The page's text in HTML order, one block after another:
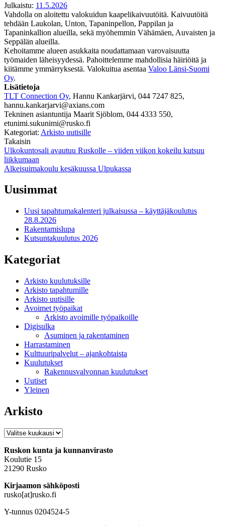
Julkaistu: 11.5.2026
Vahdolla on aloitettu valokuidun kaapelikaivuutöitä. Kaivuutöitä
tehdään Laukolan, Unton, Tapaninpellon, Pappilan ja
Tapaninkallion alueilla, sekä myöhemmin Vähämäen, Auvaisten ja
Seppälän alueilla.
Kehoitamme alueen asukkaita noudattamaan varovaisuutta
työmaiden läheisyydessä. Pahoittelemme mahdollisia häiriöitä ja
kiitämme ymmärryksestä. Valokuitua asentaa Valoo Länsi-Suomi
Oy.
Lisätietoja
TLT Connection Oy, Hannu Kankarjärvi, 044 7247 825,
hannu.kankarjarvi@axians.com
Tekninen asiantuntija Maarit Sjöblom, 044 4333 550,
etunimi.sukunimi@rusko.fi
Kategoriat: Arkisto uutisille
Takaisin
Artikkelien
selaus
Ulkokuntosali avautuu Ruskolle – viiden viikon kokeilu kutsuu
liikkumaan
Alkeisuimakoulu kesäkuussa Ulpukassa
Uusimmat
Uusi tapahtumakalenteri julkaisussa – käyttäjäkoulutus
28.8.2026
Rakentamislupa
Kutsuntakuulutus 2026
Kategoriat
Arkisto kuulutuksille
Arkisto tapahtumille
Arkisto uutisille
Avoimet työpaikat
Arkisto avoimille työpaikoille
Digisulka
Asuminen ja rakentaminen
Harrastaminen
Kulttuuripalvelut – ajankohtaista
Kuulutukset
Rakennusvalvonnan kuulutukset
Uutiset
Yleinen
Arkisto
Arkisto
Ruskon kunta ja kunnanvirasto
Koulutie 15
21290 Rusko
Kirjaamon sähköposti
rusko[at]rusko.fi
Y-tunnus 0204524-5